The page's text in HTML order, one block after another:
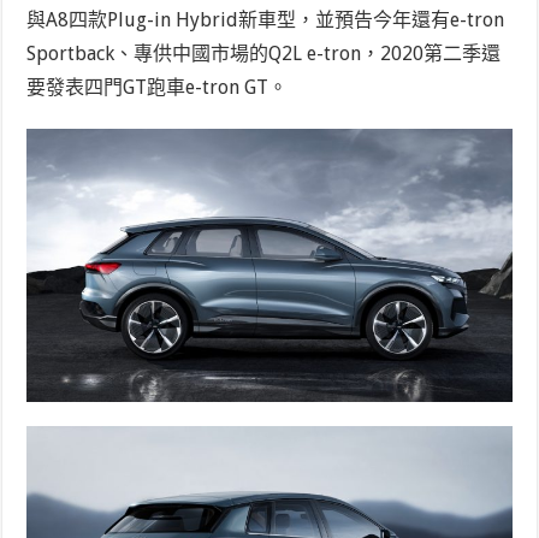
與A8四款Plug-in Hybrid新車型，並預告今年還有e-tron
Sportback、專供中國市場的Q2L e-tron，2020第二季還
要發表四門GT跑車e-tron GT。